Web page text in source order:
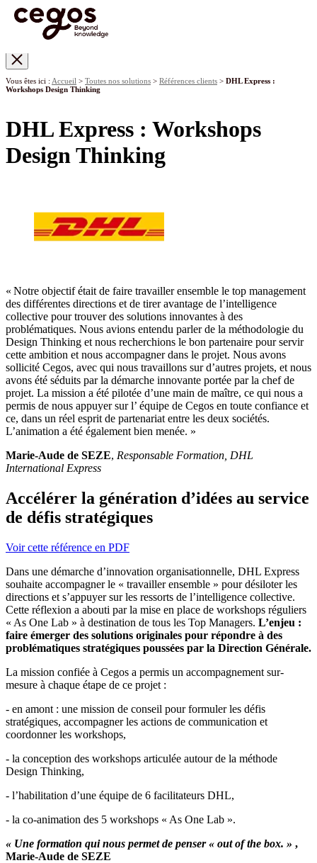
Vous êtes ici : Accueil > Toutes nos solutions > Références clients > DHL Express :
Workshops Design Thinking
DHL Express : Workshops
Design Thinking
« Notre objectif était de faire travailler ensemble le top management
des différentes directions et de tirer avantage de l’intelligence
collective pour trouver des solutions innovantes à des
problématiques. Nous avions entendu parler de la méthodologie du
Design Thinking et nous recherchions le bon partenaire pour servir
cette ambition et nous accompagner dans le projet. Nous avons
sollicité Cegos, avec qui nous travaillons sur d’autres projets, et nous
avons été séduits par la démarche innovante portée par la chef de
projet. La mission a été pilotée d’une main de maître, ce qui nous a
permis de nous appuyer sur l’ équipe de Cegos en toute confiance et
ce, dans un réel esprit de partenariat entre les deux sociétés.
L’animation a été également bien menée. »
Marie-Aude de SEZE, Responsable Formation, DHL
International Express
Accélérer la génération d’idées au service
de défis stratégiques
Voir cette référence en PDF
Dans une démarche d’innovation organisationnelle, DHL Express
souhaite accompagner le « travailler ensemble » pour désiloter les
directions et s’appuyer sur les ressorts de l’intelligence collective.
Cette réflexion a abouti par la mise en place de workshops réguliers
« As One Lab » à destination de tous les Top Managers. L’enjeu :
faire émerger des solutions originales pour répondre à des
problématiques stratégiques poussées par la Direction Générale.
La mission confiée à Cegos a permis un accompagnement sur-
mesure à chaque étape de ce projet :
- en amont : une mission de conseil pour formuler les défis
stratégiques, accompagner les actions de communication et
coordonner les workshops,
- la conception des workshops articulée autour de la méthode
Design Thinking,
- l’habilitation d’une équipe de 6 facilitateurs DHL,
- la co-animation des 5 workshops « As One Lab ».
« Une formation qui nous permet de penser « out of the box. » ,
Marie-Aude de SEZE